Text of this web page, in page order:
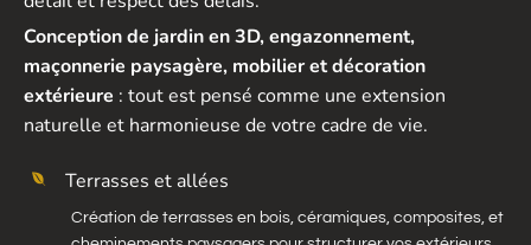
Conception de jardin en 3D, engazonnement,
maçonnerie paysagère, mobilier et décoration
extérieure : tout est pensé comme une extension
naturelle et harmonieuse de votre cadre de vie.
Terrasses et allées
Création de terrasses en bois, céramiques, composites, et